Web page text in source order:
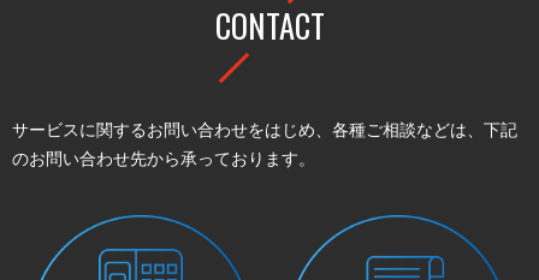
CONTACT
サービスに関するお問い合わせをはじめ、各種ご相談などは、下記
のお問い合わせ先から承っております。